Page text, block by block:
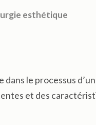
esthétique
le processus
et des